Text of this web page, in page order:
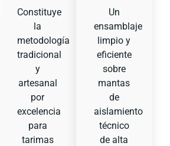
Constituye
la
metodología
tradicional
y
artesanal
por
excelencia
para
tarimas
Un
ensamblaje
limpio y
eficiente
sobre
mantas
de
aislamiento
técnico
de alta